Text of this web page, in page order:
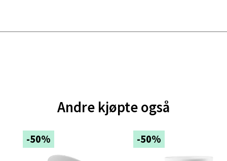
Andre kjøpte også
-50% -50%